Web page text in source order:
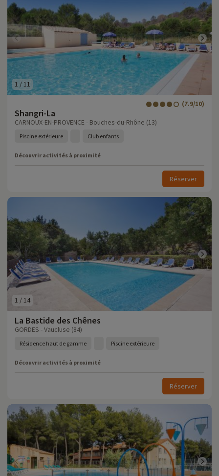
1 /11
Shangri-La
(7.9/10)
CARNOUX-EN-PROVENCE - Bouches-du-Rhône (13)
Piscine extérieure Club enfants
Découvrir activités à proximité
Réserver
1 / 14
La Bastide des Chênes
GORDES - Vaucluse (84)
Résidence haut de gamme Piscine extérieure
Découvrir activités à proximité
Réserver